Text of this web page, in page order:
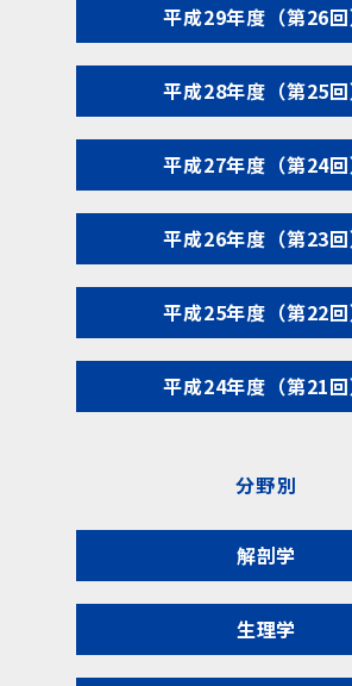
平成29年度（第26回
平成28年度（第25回
平成27年度（第24回
平成26年度（第23回
平成25年度（第22回
平成24年度（第21回
分野別
解剖学
生理学